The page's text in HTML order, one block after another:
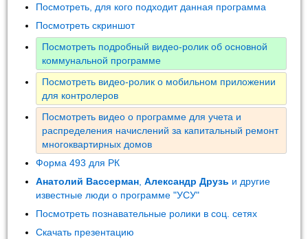
Посмотреть, для кого подходит данная программа
Посмотреть скриншот
Посмотреть подробный видео-ролик об основной
коммунальной программе
Посмотреть видео-ролик о мобильном приложении
для контролеров
Посмотреть видео о программе для учета и
распределения начислений за капитальный ремонт
многоквартирных домов
Форма 493 для РК
Анатолий Вассерман ,Александр Друзь и другие
известные люди о программе "УСУ"
Посмотреть познавательные ролики в соц. сетях
Скачать презентацию